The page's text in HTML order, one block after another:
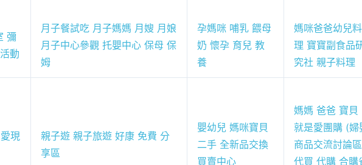
彌
動
月子餐試吃 月子媽媽 月嫂 月娘
月子中心參觀 托嬰中心 保母 保
姆
孕媽咪 哺乳 餵母
奶 懷孕 育兒 教
養
媽咪爸爸幼兒料
理 寶寶副食品
究社 親子料理
現
親子遊 親子旅遊 好康 免費 分
享區
嬰幼兒 媽咪寶貝
二手 全新品交換
買賣中心
媽媽 爸爸 寶貝
就是愛團購 (婦
商品交流討論
代買 代購 合購